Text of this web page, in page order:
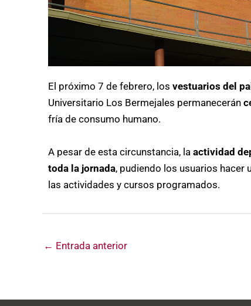
El próximo 7 de febrero, los vestuarios del
Universitario Los Bermejales permanecerán
fría de consumo humano.
A pesar de esta circunstancia, la actividad
toda la jornada, pudiendo los usuarios hacer
las actividades y cursos programados.
← Entrada anterior